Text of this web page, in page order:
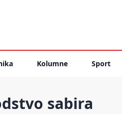
Kolumne Sport
sabira